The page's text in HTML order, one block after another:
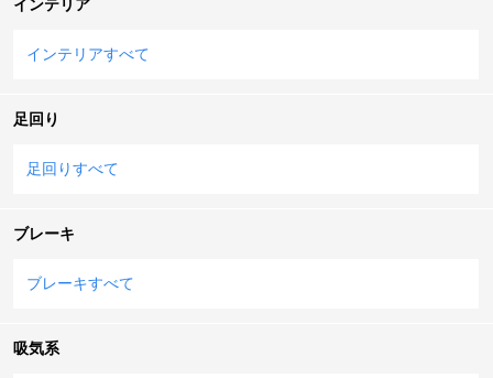
インテリア
インテリアすべて
足回り
足回りすべて
ブレーキ
ブレーキすべて
吸気系